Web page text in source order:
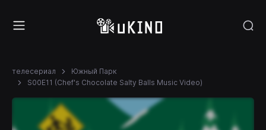
телесериал
Южный Парк
S00E11 (Chef's Chocolate Salty Balls Music Video)